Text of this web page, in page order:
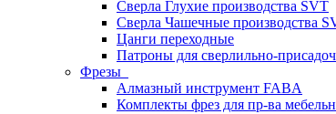
Сверла Глухие производства SVT
Сверла Чашечные производства
Цанги переходные
Патроны для сверлильно-
Фрезы
Алмазный инструмент FABA
Комплекты фрез для пр-ва